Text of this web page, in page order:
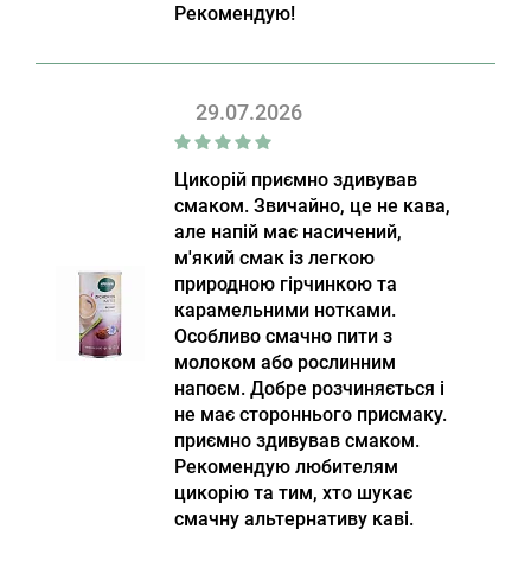
Рекомендую!
29.07.2026
Цикорій приємно здивував
смаком. Звичайно, це не кава,
але напій має насичений,
м'який смак із легкою
природною гірчинкою та
карамельними нотками.
Особливо смачно пити з
молоком або рослинним
напоєм. Добре розчиняється і
не має стороннього присмаку.
приємно здивував смаком.
Рекомендую любителям
цикорію та тим, хто шукає
смачну альтернативу каві.